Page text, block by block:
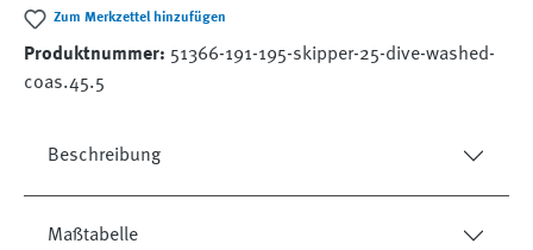
Zum Merkzettel hinzufügen
Produktnummer: 51366-191-195-skipper-25-dive-washed-
coas.45.5
Beschreibung
Maßtabelle